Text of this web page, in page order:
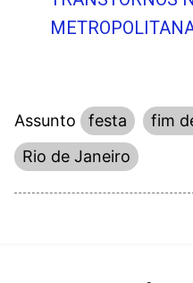
Assunto festa
fim
Rio de Janeiro